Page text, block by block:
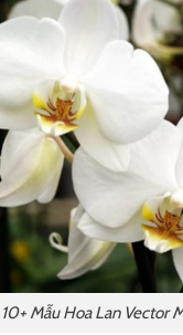
10+ Mẫu Hoa Lan Vector